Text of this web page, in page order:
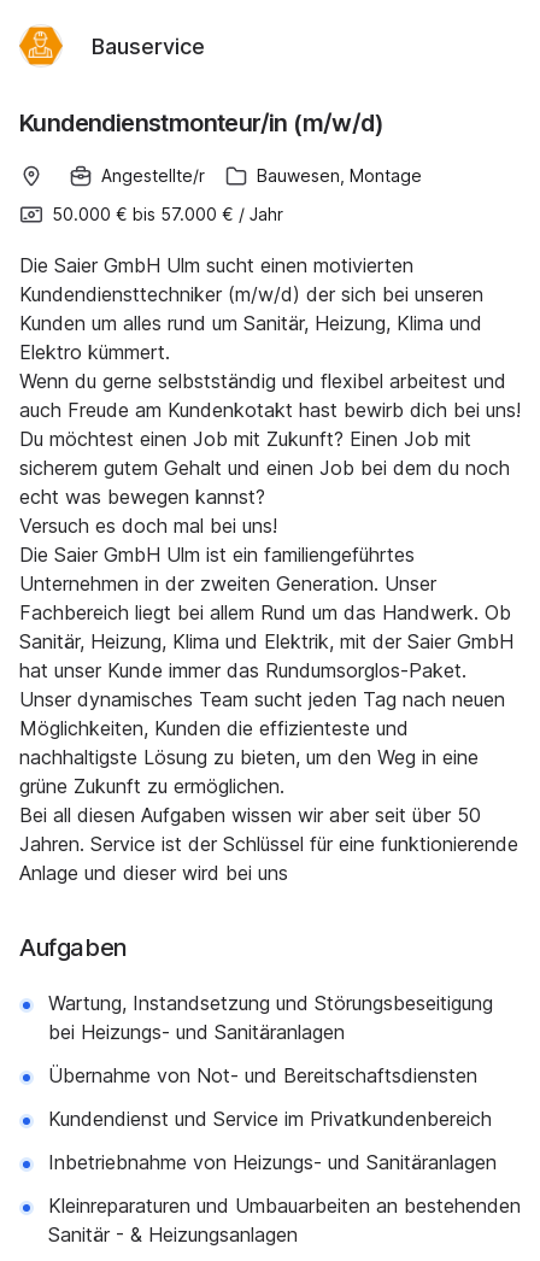
Bauservice
Kundendienstmonteur/in (m/w/d)
Angestellte/r
Bauwesen, Montage
50.000 € bis 57.000 € / Jahr
Die Saier GmbH Ulm sucht einen motivierten
Kundendiensttechniker (m/w/d) der sich bei unseren
Kunden um alles rund um Sanitär, Heizung, Klima und
Elektro kümmert.
Wenn du gerne selbstständig und flexibel arbeitest und
auch Freude am Kundenkotakt hast bewirb dich bei uns!
Du möchtest einen Job mit Zukunft? Einen Job mit
sicherem gutem Gehalt und einen Job bei dem du noch
echt was bewegen kannst?
Versuch es doch mal bei uns!
Die Saier GmbH Ulm ist ein familiengeführtes
Unternehmen in der zweiten Generation. Unser
Fachbereich liegt bei allem Rund um das Handwerk. Ob
Sanitär, Heizung, Klima und Elektrik, mit der Saier GmbH
hat unser Kunde immer das Rundumsorglos-Paket.
Unser dynamisches Team sucht jeden Tag nach neuen
Möglichkeiten, Kunden die effizienteste und
nachhaltigste Lösung zu bieten, um den Weg in eine
grüne Zukunft zu ermöglichen.
Bei all diesen Aufgaben wissen wir aber seit über 50
Jahren. Service ist der Schlüssel für eine funktionierende
Anlage und dieser wird bei uns
Aufgaben
Wartung, Instandsetzung und Störungsbeseitigung
bei Heizungs- und Sanitäranlagen
Übernahme von Not- und Bereitschaftsdiensten
Kundendienst und Service im Privatkundenbereich
Inbetriebnahme von Heizungs- und Sanitäranlagen
Kleinreparaturen und Umbauarbeiten an bestehenden
Sanitär - & Heizungsanlagen